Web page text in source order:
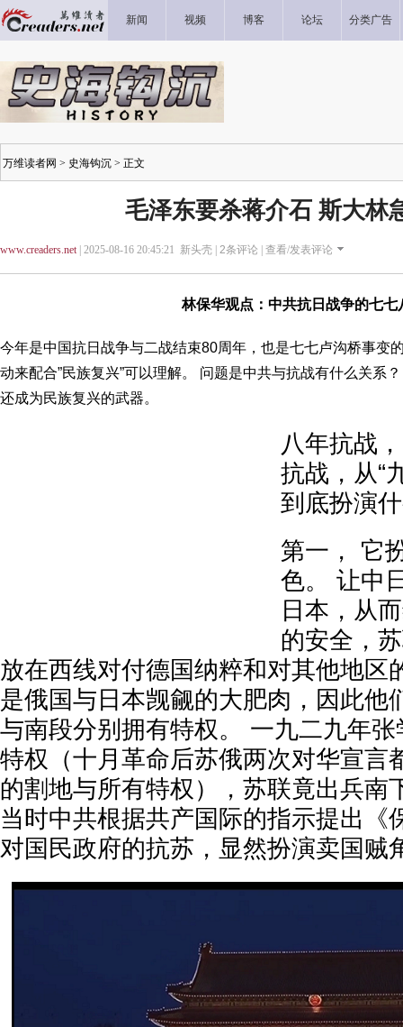
新闻 视频 博客 论坛 分类广告
万维读者网 > 史海钩沉 > 正文
毛泽东要杀蒋介石 斯大林
www.creaders.net| 2025-08-16 20:45:21 新头壳 | 2条评论 | 查看/发表评论
林保华观点：中共抗日战争的七七
今年是中国抗日战争与二战结束80周年，也是七七卢沟桥事变
动来配合”民族复兴”可以理解。 问题是中共与抗战有什么关系
还成为民族复兴的武器。
八年抗战
抗战，从“
到底扮演
第一， 它
色。 让中
日本，从
的安全，
放在西线对付德国纳粹和对其他地区
是俄国与日本觊觎的大肥肉，因此他
与南段分别拥有特权。 一九二九年
特权（十月革命后苏俄两次对华宣言
的割地与所有特权），苏联竟出兵南
当时中共根据共产国际的指示提出《
对国民政府的抗苏，显然扮演卖国贼